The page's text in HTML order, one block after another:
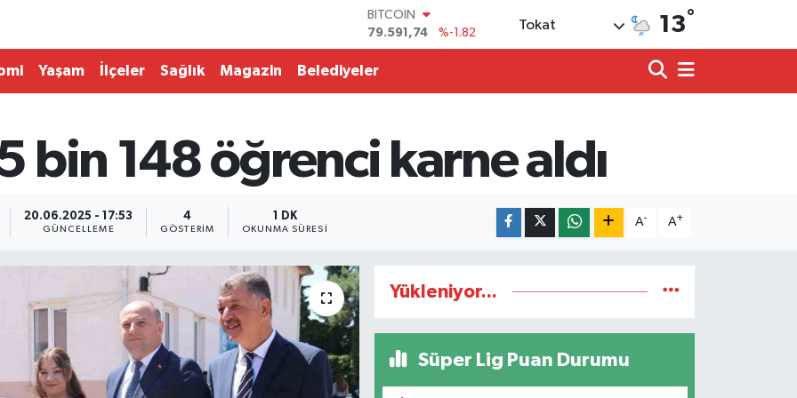
BITCOIN
79.591,74
%-1.82
DOLAR
45,43620
61,60380
G.ALTIN
6862,09000
%0.19
Tokat 13°
Yaşam İlçeler Sağlık Magazin Belediyeler
bin 148 öğrenci karne aldı
20.06.2025 - 17:53
GÜNCELLEME
4
GÖSTERIM
1 DK
OKUNMA SÜRESI
A- A+
Yükleniyor...
Süper Lig Puan Durumu